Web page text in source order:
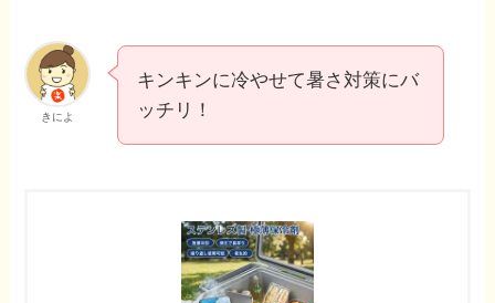
きによ
キンキンに冷やせて暑さ対策にバ
ッチリ！